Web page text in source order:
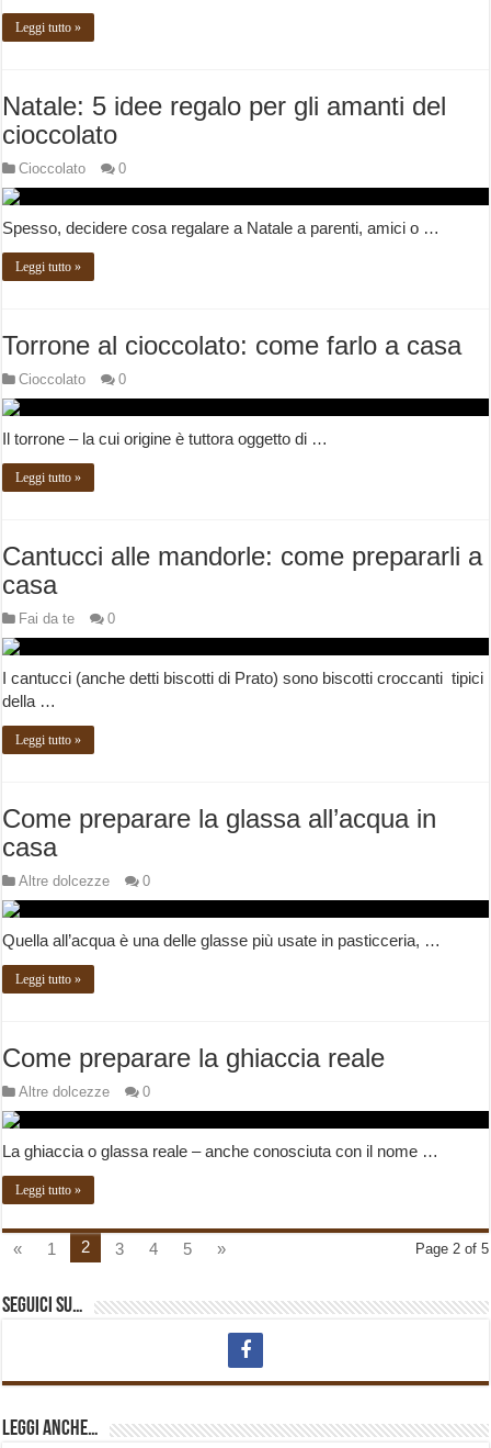
Leggi tutto »
Natale: 5 idee regalo per gli amanti del
cioccolato
Cioccolato 0
Spesso, decidere cosa regalare a Natale a parenti, amici o …
Leggi tutto »
Torrone al cioccolato: come farlo a casa
Cioccolato 0
Il torrone – la cui origine è tuttora oggetto di …
Leggi tutto »
Cantucci alle mandorle: come prepararli a
casa
Fai da te 0
I cantucci (anche detti biscotti di Prato) sono biscotti croccanti tipici
della …
Leggi tutto »
Come preparare la glassa all’acqua in
casa
Altre dolcezze 0
Quella all’acqua è una delle glasse più usate in pasticceria, …
Leggi tutto »
Come preparare la ghiaccia reale
Altre dolcezze 0
La ghiaccia o glassa reale – anche conosciuta con il nome …
Leggi tutto »
Page 2 of 5
« 1 2 3 4 5 »
Seguici su…
Leggi anche…